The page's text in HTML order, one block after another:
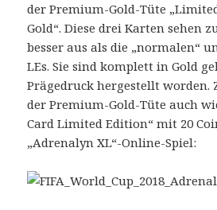
der Premium-Gold-Tüte
Gold“. Diese drei Karten sehen
besser aus als die „normalen“
LEs. Sie sind komplett in Gold
Prägedruck hergestellt worden.
der Premium-Gold-Tüte auch
Card Limited Edition“ mit 20
„Adrenalyn XL“-Online-Spiel: